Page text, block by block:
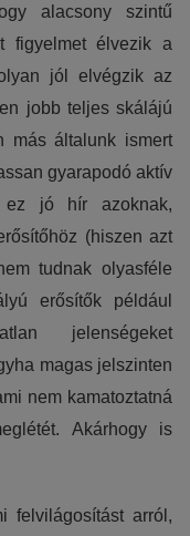
alacsony szintű
figyelmet élvezik a
jól elvégzik az
jobb teljes skálájú
más általunk ismert
gyarapodó aktív
ez jó hír azoknak,
(hiszen azt
tudnak olyasféle
erősítők például
jelenségeket
magas jelszinten
nem kamatoztatná
Akárhogy is
felvilágosítást arról,